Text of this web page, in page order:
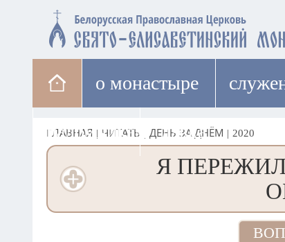
о монастыре
паломникам лавка
ГЛАВНАЯ | ЧИТАТЬ ДЕНЬ ЗА ДНЁМ | 2020
Я